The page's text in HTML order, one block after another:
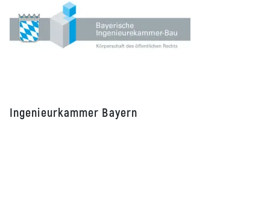
Ingenieurkammer Bayern